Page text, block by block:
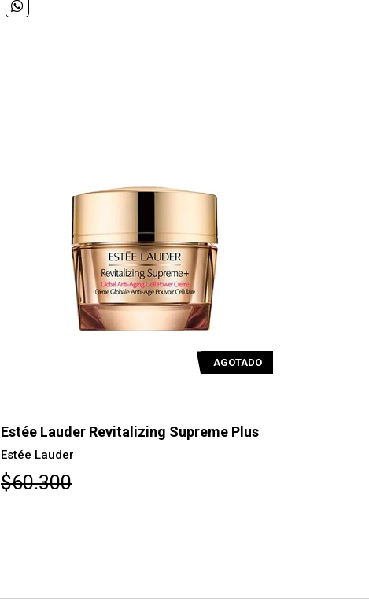
AGOTADO
Estée Lauder Revitalizing Supreme Plus
Estée Lauder
$60.300